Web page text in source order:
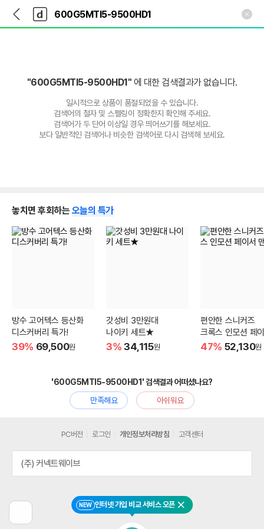
다
나
와
가
다
와
"600G5MTI5-9500HD1" 에 대한 검색결과가 없습니다.
일시적으로 상품이 품절되었을 수 있습니다.
검색어의 철자 및 스펠링이 정확한지 확인해 주세요.
검색어가 두 단어 이상일 경우 띄어쓰기를 해보세요.
보다 일반적인 검색어나 비슷한 검색어로 다시 검색해 보세요.
놓치면 후회하는 오늘의 특가
방수 고어텍스 등산화
디스커버리 특가!
39% 69,500원
갓성비 3만원대
나이키 세트★
3% 34,115원
편안한 스니커즈
크록스 인모션 페
47% 52,130원
'600G5MTI5-9500HD1' 검색결과 어떠셨나요?
만족해요
아쉬워요
전
NEW 인터넷 가입 비교 서비스 오픈 닫기
PC버전 로그인 개인정보처리방침 고객센터
(주) 커넥트웨이브